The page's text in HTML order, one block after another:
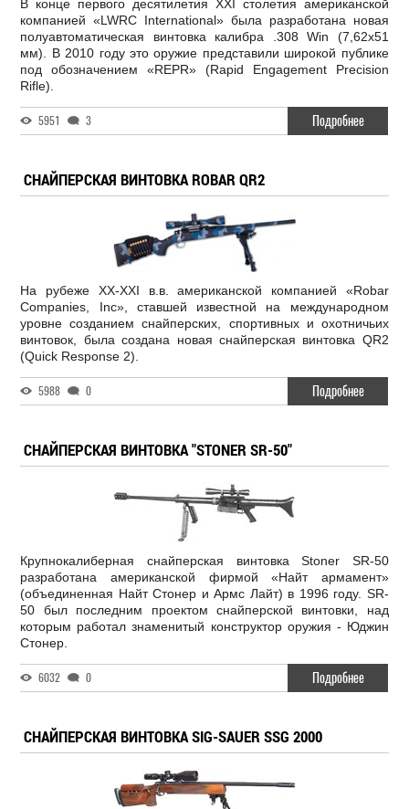
В конце первого десятилетия XXI столетия американской
компанией «LWRC International» была разработана новая
полуавтоматическая винтовка калибра .308 Win (7,62x51
мм). В 2010 году это оружие представили широкой публике
под обозначением «REPR» (Rapid Engagement Precision
Rifle).
5951 3 Подробнее
СНАЙПЕРСКАЯ ВИНТОВКА ROBAR QR2
На рубеже XX-XXI в.в. американской компанией «Robar
Companies, Inc», ставшей известной на международном
уровне созданием снайперских, спортивных и охотничьих
винтовок, была создана новая снайперская винтовка QR2
(Quick Response 2).
5988 0 Подробнее
СНАЙПЕРСКАЯ ВИНТОВКА "STONER SR-50"
Крупнокалиберная снайперская винтовка Stoner SR-50
разработана американской фирмой «Найт армамент»
(объединенная Найт Стонер и Армс Лайт) в 1996 году. SR-
50 был последним проектом снайперской винтовки, над
которым работал знаменитый конструктор оружия - Юджин
Стонер.
6032 0 Подробнее
СНАЙПЕРСКАЯ ВИНТОВКА SIG-SAUER SSG 2000